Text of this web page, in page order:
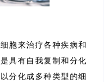
胞来治疗各种疾病和
具有自我复制和分化
分化成多种类型的细